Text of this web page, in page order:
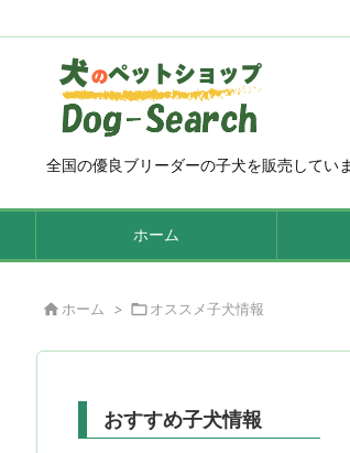
全国の優良ブリーダーの子犬を販売していま
ホーム
 ホーム > オススメ子犬情報
おすすめ子犬情報